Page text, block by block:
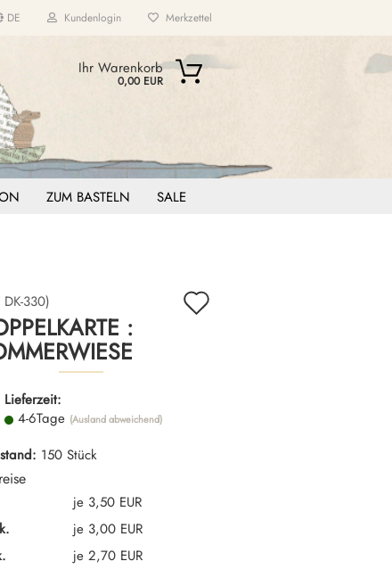
DE Kundenlogin Merkzettel
Ihr Warenkorb
0,00 EUR
ZUM BASTELN SALE
DK-330)
:
Lieferzeit:
4-6Tage (Ausland abweichend)
150 Stück
je 3,50 EUR
je 3,00 EUR
je 2,70 EUR